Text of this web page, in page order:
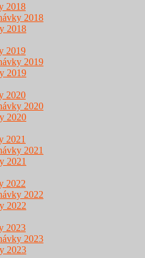
2018
2018
2018
2019
2019
2019
2020
2020
2020
2021
2021
2021
2022
2022
2022
2023
2023
2023